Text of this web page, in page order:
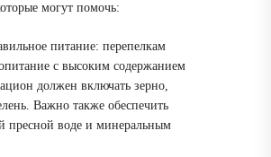
могут помочь:
питание: перепелкам
с высоким содержанием
должен включать зерно,
Важно также обеспечить
пресной воде и минеральным